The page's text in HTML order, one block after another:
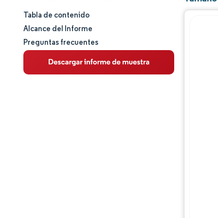
Tamaño y cuota de mercado
Análisis de mercado
Tendencias e ideas
Tabla de contenido
Alcance del Informe
Preguntas frecuentes